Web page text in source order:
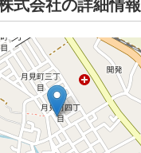
式会社の詳細情報